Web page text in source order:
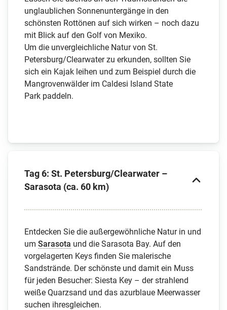
unglaublichen Sonnenuntergänge in den
schönsten Rottönen auf sich wirken – noch dazu
mit Blick auf den Golf von Mexiko.
Um die unvergleichliche Natur von St.
Petersburg/Clearwater zu erkunden, sollten Sie
sich ein Kajak leihen und zum Beispiel durch die
Mangrovenwälder im Caldesi Island State
Park paddeln.
Tag 6: St. Petersburg/Clearwater –
Sarasota (ca. 60 km)
Entdecken Sie die außergewöhnliche Natur in und
um Sarasota und die Sarasota Bay. Auf den
vorgelagerten Keys finden Sie malerische
Sandstrände. Der schönste und damit ein Muss
für jeden Besucher: Siesta Key – der strahlend
weiße Quarzsand und das azurblaue Meerwasser
suchen ihresgleichen.